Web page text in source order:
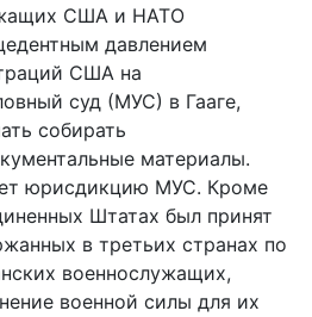
США и НАТО
давлением
США на
суд (МУС) в Гааге,
собирать
материалы.
юрисдикцию МУС. Кроме
Штатах был принят
в третьих странах по
военнослужащих,
военной силы для их